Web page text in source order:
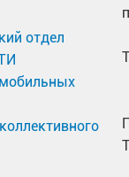
отдел